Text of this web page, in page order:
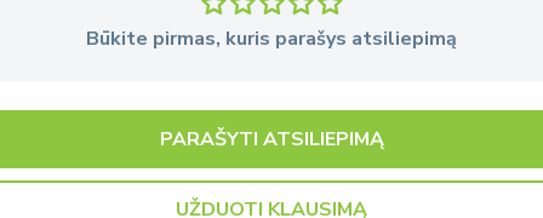
Būkite pirmas, kuris parašys atsiliepimą
PARAŠYTI ATSILIEPIMĄ
UŽDUOTI KLAUSIMĄ